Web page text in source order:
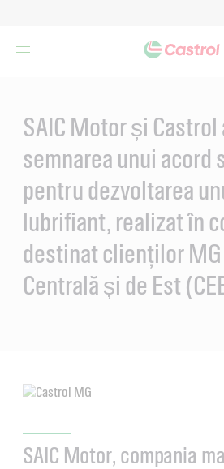
SAIC Motor și Castrol
semnarea unui acord
pentru dezvoltarea
lubrifiant, realizat în
destinat clienților MG
Centrală și de Est
SAIC Motor, compania